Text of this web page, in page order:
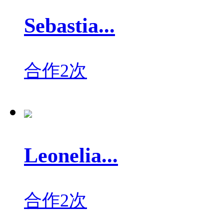
Sebastia...
合作2次
Leonelia...
合作2次